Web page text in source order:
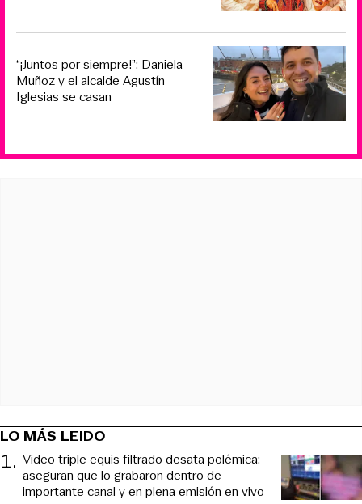
“¡Juntos por siempre!”: Daniela
Muñoz y el alcalde Agustín
Iglesias se casan
LO MÁS LEIDO
1. Video triple equis filtrado desata polémica:
aseguran que lo grabaron dentro de
importante canal y en plena emisión en vivo